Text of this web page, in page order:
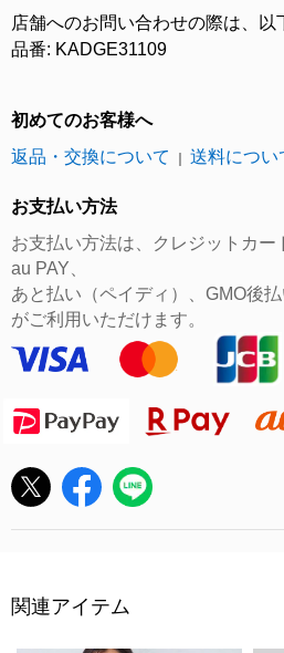
店舗へのお問い合わせの際は、以
品番: KADGE31109
初めてのお客様へ
返品・交換について
｜ 送料につい
お支払い方法
お支払い方法は、クレジットカー
au PAY、
あと払い（ペイディ）、GMO後
がご利用いただけます。
関連アイテム